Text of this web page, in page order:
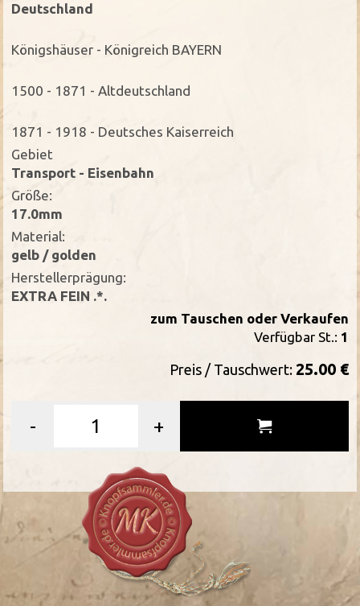
Deutschland
Königshäuser - Königreich BAYERN
1500 - 1871 - Altdeutschland
1871 - 1918 - Deutsches Kaiserreich
Gebiet
Transport - Eisenbahn
Größe:
17.0mm
Material:
gelb / golden
Herstellerprägung:
EXTRA FEIN .*.
zum Tauschen oder Verkaufen
Verfügbar St.: 1
Preis / Tauschwert: 25.00 €
- +